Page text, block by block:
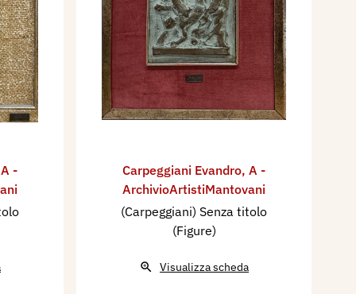
A -
Carpeggiani Evandro, A -
ArchivioArtistiMantovani
(Carpeggiani) Senza titolo
(Figure)
Visualizza scheda